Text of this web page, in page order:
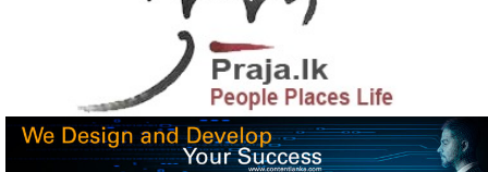
PRAJA.LK